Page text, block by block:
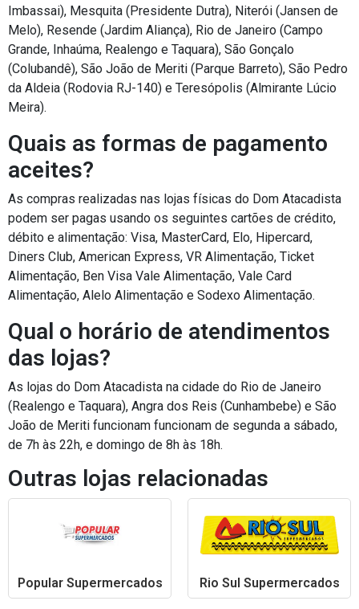
Imbassai), Mesquita (Presidente Dutra), Niterói (Jansen de
Melo), Resende (Jardim Aliança), Rio de Janeiro (Campo
Grande, Inhaúma, Realengo e Taquara), São Gonçalo
(Colubandê), São João de Meriti (Parque Barreto), São Pedro
da Aldeia (Rodovia RJ-140) e Teresópolis (Almirante Lúcio
Meira).
Quais as formas de pagamento
aceites?
As compras realizadas nas lojas físicas do Dom Atacadista
podem ser pagas usando os seguintes cartões de crédito,
débito e alimentação: Visa, MasterCard, Elo, Hipercard,
Diners Club, American Express, VR Alimentação, Ticket
Alimentação, Ben Visa Vale Alimentação, Vale Card
Alimentação, Alelo Alimentação e Sodexo Alimentação.
Qual o horário de atendimentos
das lojas?
As lojas do Dom Atacadista na cidade do Rio de Janeiro
(Realengo e Taquara), Angra dos Reis (Cunhambebe) e São
João de Meriti funcionam funcionam de segunda a sábado,
de 7h às 22h, e domingo de 8h às 18h.
Outras lojas relacionadas
Popular Supermercados Rio Sul Supermercados